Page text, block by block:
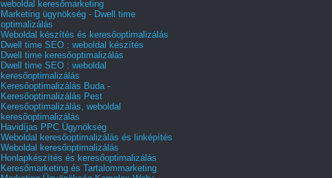
weboldal keresőmarketing
Marketing ügynökség - Dwell time
optimalizálás
Weboldal készítés és keresőoptimalizálás
Dwell time SEO : weboldal készítés
Dwell time keresőoptimalizálás
Dwell time SEO : weboldal
keresőoptimalizálás
Keresőoptimalizálás Buda -
Keresőoptimalizálás Pest
Keresőoptimalizálás, weboldal
keresőoptimalizálás
Havidíjas PPC Ügynökség
Weboldal keresőoptimalizálás és linképítés
Weboldal keresőoptimalizálás
Honlapkészítés és keresőoptimalizálás
Keresőmarketing és Tartalommarketing